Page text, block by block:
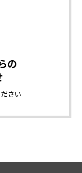
の
さい